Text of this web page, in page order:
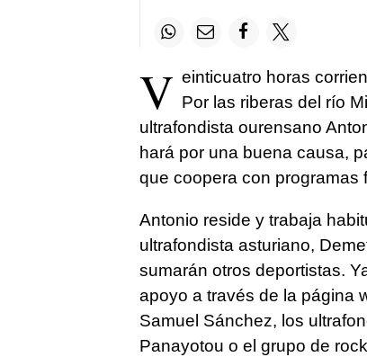
V einticuatro horas
Por las riberas del río
ultrafondista ourensano
hará por una buena causa,
que coopera con programas
Antonio reside y trabaja
ultrafondista asturiano,
sumarán otros deportistas.
apoyo a través de la página
Samuel Sánchez, los
Panayotou o el grupo de